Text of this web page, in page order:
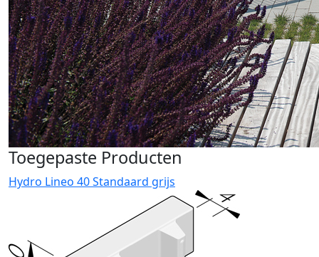
Toegepaste Producten
Hydro Lineo 40 Standaard grijs